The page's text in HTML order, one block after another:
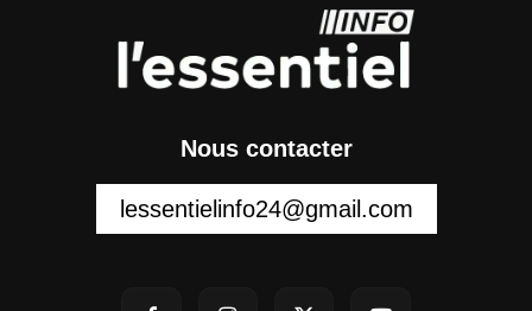
Nous contacter
lessentielinfo24@gmail.com